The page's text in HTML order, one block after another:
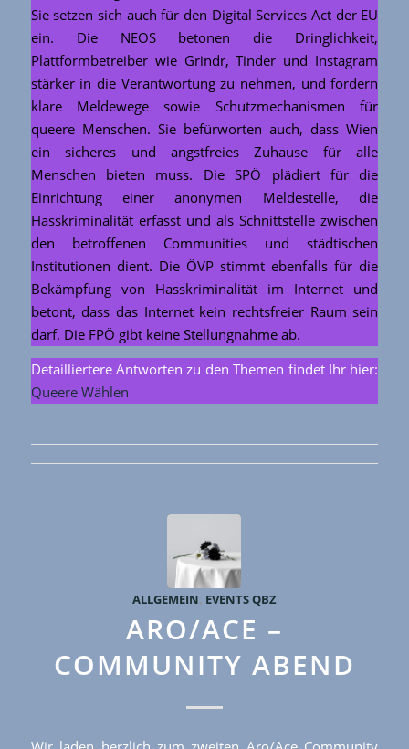
Sie setzen sich auch für den Digital Services Act der EU
ein. Die NEOS betonen die Dringlichkeit,
Plattformbetreiber wie Grindr, Tinder und Instagram
stärker in die Verantwortung zu nehmen, und fordern
klare Meldewege sowie Schutzmechanismen für
queere Menschen. Sie befürworten auch, dass Wien
ein sicheres und angstfreies Zuhause für alle
Menschen bieten muss. Die SPÖ plädiert für die
Einrichtung einer anonymen Meldestelle, die
Hasskriminalität erfasst und als Schnittstelle zwischen
den betroffenen Communities und städtischen
Institutionen dient. Die ÖVP stimmt ebenfalls für die
Bekämpfung von Hasskriminalität im Internet und
betont, dass das Internet kein rechtsfreier Raum sein
darf. Die FPÖ gibt keine Stellungnahme ab.
Detailliertere Antworten zu den Themen findet Ihr hier:
Queere Wählen
ALLGEMEIN, EVENTS QBZ
ARO/ACE –
COMMUNITY ABEND